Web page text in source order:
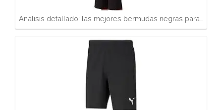
Análisis detallado: las mejores bermudas negras para…